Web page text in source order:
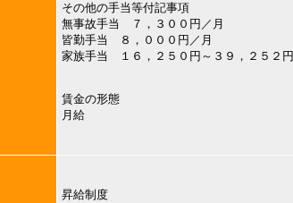
その他の手当等付記事項
無事故手当 ７，３００円／月
皆勤手当 ８，０００円／月
家族手当 １６，２５０円～３９，２５２円
賃金の形態
月給
昇給制度